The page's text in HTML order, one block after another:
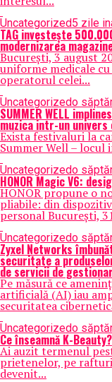
Uncategorized5 zile
TAG investește
modernizarea
București, 3 august
uniforme medicale
operatorul celei...
Uncategorizedo
SUMMER WELL
muzica intr-un
Exista festivaluri la
Summer Well – locul
Uncategorizedo
HONOR Magic V6:
HONOR propune o
pliabile: din
personal București,
Uncategorizedo
Zyxel Networks
securitate a
de servicii de
Pe măsură ce
artificială (AI) iau
securitatea
Uncategorizedo
Ce înseamnă K-Beauty?
Ai auzit termenul
prietenelor, pe
devenit...